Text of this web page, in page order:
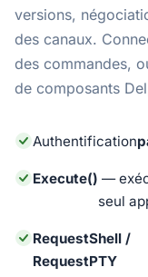
versions,
des canaux.
des commandes,
de composants
Authentification
Execute() —
seul
RequestShell /
RequestPTY